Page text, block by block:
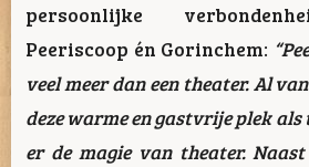
persoonlijke
Peeriscoop én Gorinchem:
veel meer dan een theater. Al
deze warme en gastvrije plek
er de magie van theater.